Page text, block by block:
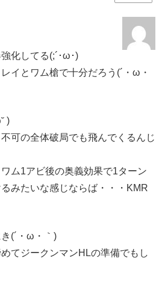
化してる(;´･ω･)
イとワム槍で十分だろう(´・ω・
)
可の全体破局でも飛んでくるんじ
ム1アビ後の奥義効果で1ターン
みたいな感じならば・・・KMR
(´・ω・｀)
てジークンマンHLの準備でもし